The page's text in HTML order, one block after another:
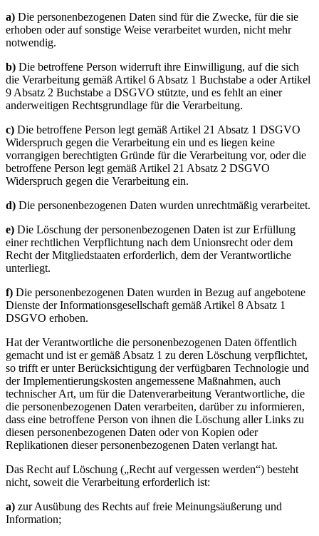
a) Die personenbezogenen Daten sind für die Zwecke, für die sie
erhoben oder auf sonstige Weise verarbeitet wurden, nicht mehr
notwendig.
b) Die betroffene Person widerruft ihre Einwilligung, auf die sich
die Verarbeitung gemäß Artikel 6 Absatz 1 Buchstabe a oder Artikel
9 Absatz 2 Buchstabe a DSGVO stützte, und es fehlt an einer
anderweitigen Rechtsgrundlage für die Verarbeitung.
c) Die betroffene Person legt gemäß Artikel 21 Absatz 1 DSGVO
Widerspruch gegen die Verarbeitung ein und es liegen keine
vorrangigen berechtigten Gründe für die Verarbeitung vor, oder die
betroffene Person legt gemäß Artikel 21 Absatz 2 DSGVO
Widerspruch gegen die Verarbeitung ein.
d) Die personenbezogenen Daten wurden unrechtmäßig verarbeitet.
e) Die Löschung der personenbezogenen Daten ist zur Erfüllung
einer rechtlichen Verpflichtung nach dem Unionsrecht oder dem
Recht der Mitgliedstaaten erforderlich, dem der Verantwortliche
unterliegt.
f) Die personenbezogenen Daten wurden in Bezug auf angebotene
Dienste der Informationsgesellschaft gemäß Artikel 8 Absatz 1
DSGVO erhoben.
Hat der Verantwortliche die personenbezogenen Daten öffentlich
gemacht und ist er gemäß Absatz 1 zu deren Löschung verpflichtet,
so trifft er unter Berücksichtigung der verfügbaren Technologie und
der Implementierungskosten angemessene Maßnahmen, auch
technischer Art, um für die Datenverarbeitung Verantwortliche, die
die personenbezogenen Daten verarbeiten, darüber zu informieren,
dass eine betroffene Person von ihnen die Löschung aller Links zu
diesen personenbezogenen Daten oder von Kopien oder
Replikationen dieser personenbezogenen Daten verlangt hat.
Das Recht auf Löschung („Recht auf vergessen werden“) besteht
nicht, soweit die Verarbeitung erforderlich ist:
a) zur Ausübung des Rechts auf freie Meinungsäußerung und
Information;